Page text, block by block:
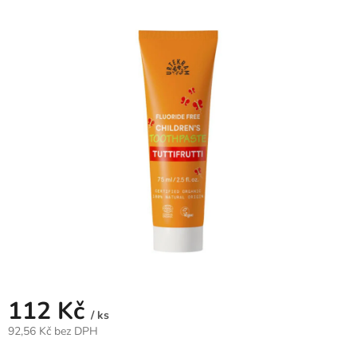
hvězdiček.
112 Kč / ks
92,56 Kč bez DPH